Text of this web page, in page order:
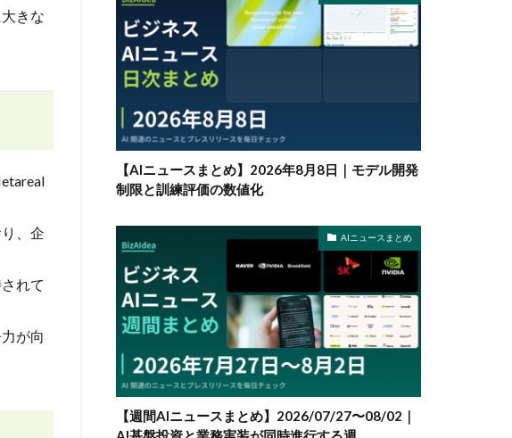
きな
、企
れて
が向
【AIニュースまとめ】2026年8月8日｜モデル開発
制限と訓練評価の数値化
AIニュースまとめ
【週間AIニュースまとめ】2026/07/27〜08/02｜